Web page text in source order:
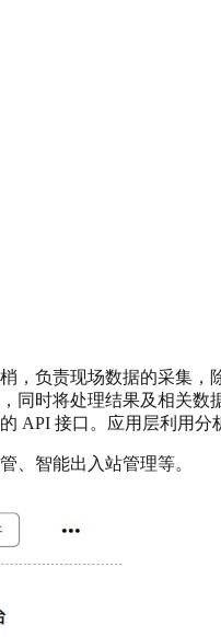
负责现场数据的采集，
时将处理结果及相关
API 接口。应用层利用分
、智能出入站管理等。